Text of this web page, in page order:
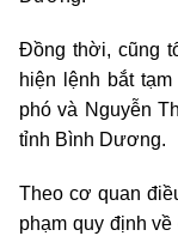
Đồng thời, cũng
hiện lệnh bắt
phó và Nguyễn
tỉnh Bình Dương.
Theo cơ quan
phạm quy định